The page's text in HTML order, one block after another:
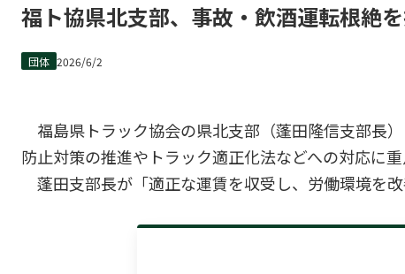
福ト協県北支部、事故・飲酒運転根絶
団体 2026/6/2
福島県トラック協会の県北支部（蓬田隆信支部長
防止対策の推進やトラック適正化法などへの対応に
蓬田支部長が「適正な運賃を収受し、労働環境を